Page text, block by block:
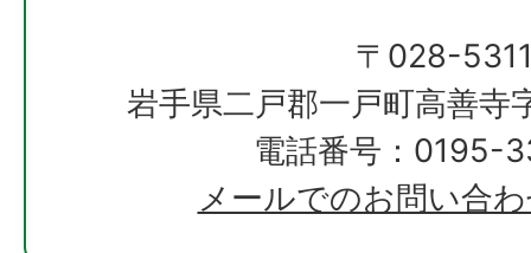
〒028-
岩手県二戸郡一戸町高善寺
電話番号：0195-
メールでのお問い合